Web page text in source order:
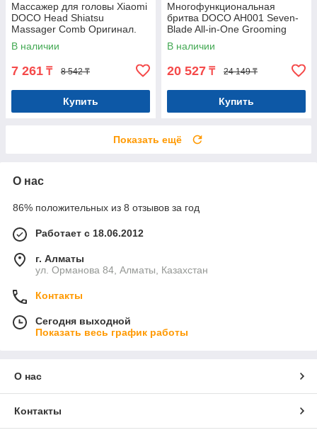
Массажер для головы Xiaomi
DOCO Head Shiatsu
Massager Comb Оригинал.
Арт.6947
В наличии
7 261 ₸ 8 542 ₸
Купить
Многофункциональная
бритва DOCO AH001 Seven-
Blade All-in-One Grooming
Warrior, 7 бреющих головок +
5 насадок
В наличии
20 527 ₸ 24 149 ₸
Купить
Показать ещё
О нас
86% положительных из 8 отзывов за год
Работает с 18.06.2012
г. Алматы
ул. Орманова 84, Алматы, Казахстан
Контакты
Сегодня выходной
Показать весь график работы
О нас
Контакты